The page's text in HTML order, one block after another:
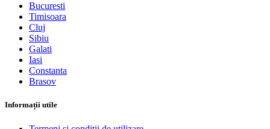
Bucuresti
Timisoara
Cluj
Sibiu
Galati
Iasi
Constanta
Brasov
Informații utile